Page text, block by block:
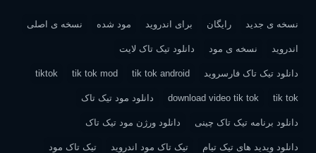
نسخه ی جدید رایگان برای اندروید مود شده نسخه ی اصلی
اندروید نسخه ی مود دانلود تیک تاک لایت
دانلود تیک تاک فارسروید tik tok android
tik tok mod
tiktok
tik tok
download video tik tok دانلود مود تیک تاک
دانلود برنامه تیک تاک چینی دانلود ورژن مود تیک تاک
دانلود ویدید های تیک تیام تیک تاک مود اندروید تیک تاک مود